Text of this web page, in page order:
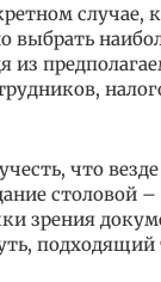
случае,
выбрать
из
что
столовой
зрения
подходящий